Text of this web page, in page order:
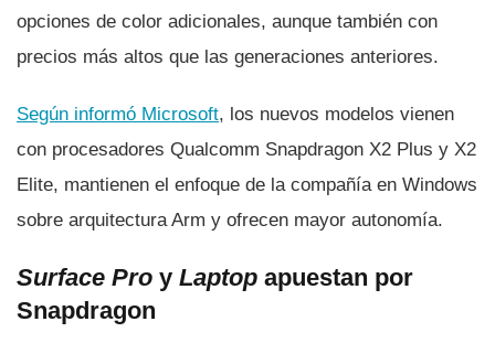
opciones de color adicionales, aunque también con
precios más altos que las generaciones anteriores.
Según informó Microsoft, los nuevos modelos vienen
con procesadores Qualcomm Snapdragon X2 Plus y X2
Elite, mantienen el enfoque de la compañía en Windows
sobre arquitectura Arm y ofrecen mayor autonomía.
Surface Pro y Laptop apuestan por
Snapdragon